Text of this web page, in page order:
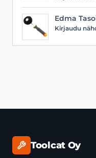
Edma
Kirjaudu
Toolcat Oy